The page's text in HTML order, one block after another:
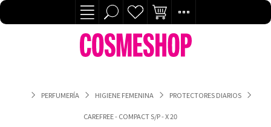
PERFUMERÍA HIGIENE FEMENINA PROTECTORES DIARIOS
CAREFREE - COMPACT S/P - X 20